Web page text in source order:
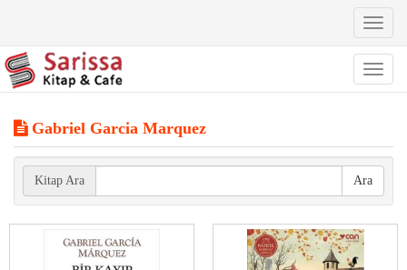
Toggle
Toggle
Gabriel Garcia Marquez
Kitap Ara Ara